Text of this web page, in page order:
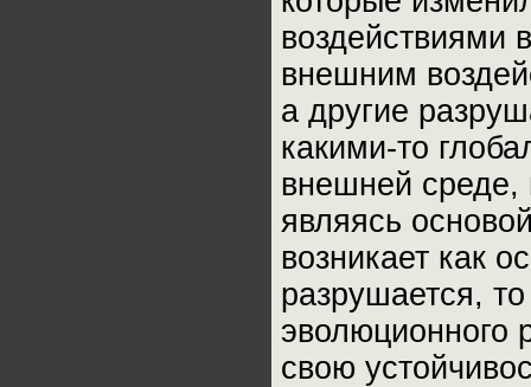
воздействиями
внешним
а другие
какими-то
внешней среде,
являясь
возникает как
разрушается,
эволюционного
свою